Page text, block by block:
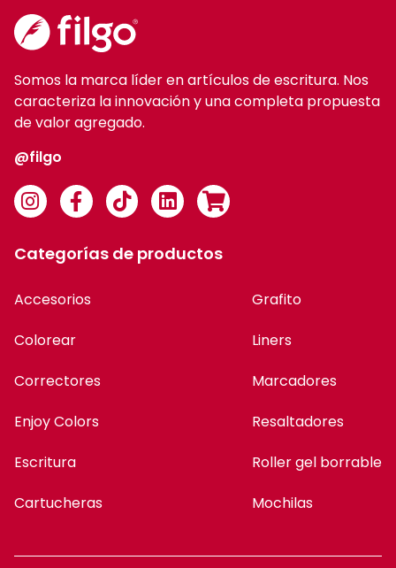
Somos la marca líder en artículos de escritura. Nos
caracteriza la innovación y una completa propuesta
de valor agregado.
@filgo
Categorías de productos
Accesorios
Colorear
Correctores
Enjoy Colors
Escritura
Cartucheras
Grafito
Liners
Marcadores
Resaltadores
Roller gel borrable
Mochilas